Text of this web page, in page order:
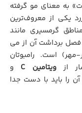
به معنای مو گرفته
یکی از معروف‌ترین
گرمسیری مانند
برداشت آن از می
مهر) است. رامبوتان
ازویتامین C
و
را باید با دست جدا